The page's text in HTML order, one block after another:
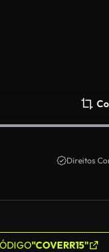
Direitos
"COVERR15"